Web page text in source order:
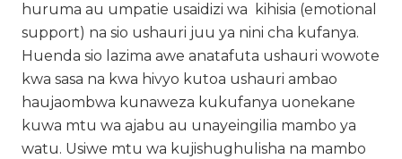
huruma au umpatie usaidizi wa kihisia (emotional
support) na sio ushauri juu ya nini cha kufanya.
Huenda sio lazima awe anatafuta ushauri wowote
kwa sasa na kwa hivyo kutoa ushauri ambao
haujaombwa kunaweza kukufanya uonekane
kuwa mtu wa ajabu au unayeingilia mambo ya
watu. Usiwe mtu wa kujishughulisha na mambo